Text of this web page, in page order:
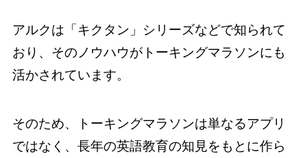
アルクは「キクタン」シリーズなどで知られて
おり、そのノウハウがトーキングマラソンにも
活かされています。
そのため、トーキングマラソンは単なるアプリ
ではなく、長年の英語教育の知見をもとに作ら